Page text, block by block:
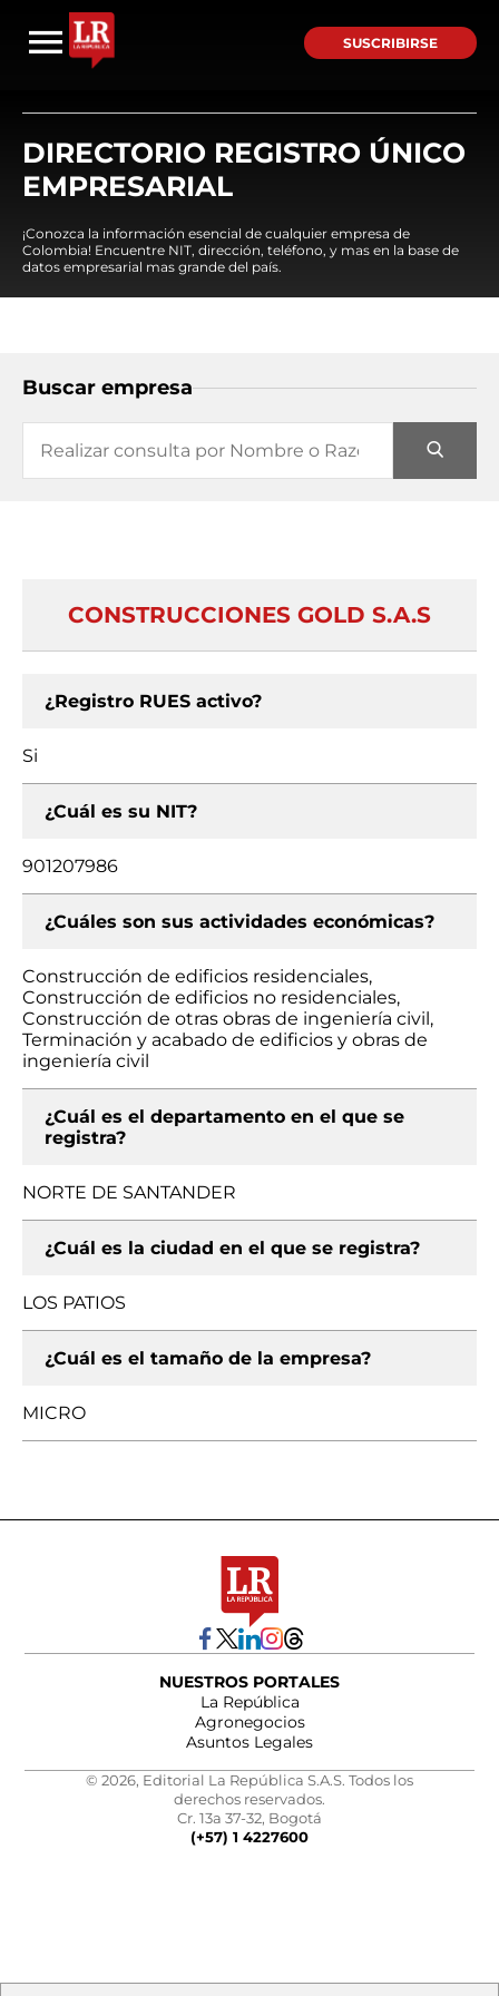
SUSCRIBIRSE
DIRECTORIO REGISTRO ÚNICO
EMPRESARIAL
¡Conozca la información esencial de cualquier empresa de
Colombia! Encuentre NIT, dirección, teléfono, y mas en la base de
datos empresarial mas grande del país.
Buscar empresa
CONSTRUCCIONES GOLD S.A.S
¿Registro RUES activo?
Si
¿Cuál es su NIT?
901207986
¿Cuáles son sus actividades económicas?
Construcción de edificios residenciales,
Construcción de edificios no residenciales,
Construcción de otras obras de ingeniería civil,
Terminación y acabado de edificios y obras de
ingeniería civil
¿Cuál es el departamento en el que se
registra?
NORTE DE SANTANDER
¿Cuál es la ciudad en el que se registra?
LOS PATIOS
¿Cuál es el tamaño de la empresa?
MICRO
NUESTROS PORTALES
La República
Agronegocios
Asuntos Legales
© 2026, Editorial La República S.A.S. Todos los
derechos reservados.
Cr. 13a 37-32, Bogotá
(+57) 1 4227600